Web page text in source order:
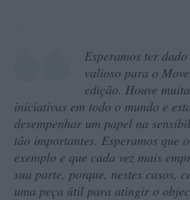
Esperamos ter
valioso para o
edição. Houve
iniciativas em todo o mundo e
desempenhar um papel na
tão importantes. Esperamos que
exemplo e que cada vez mais
sua parte, porque, nestes casos,
uma peça útil para atingir o